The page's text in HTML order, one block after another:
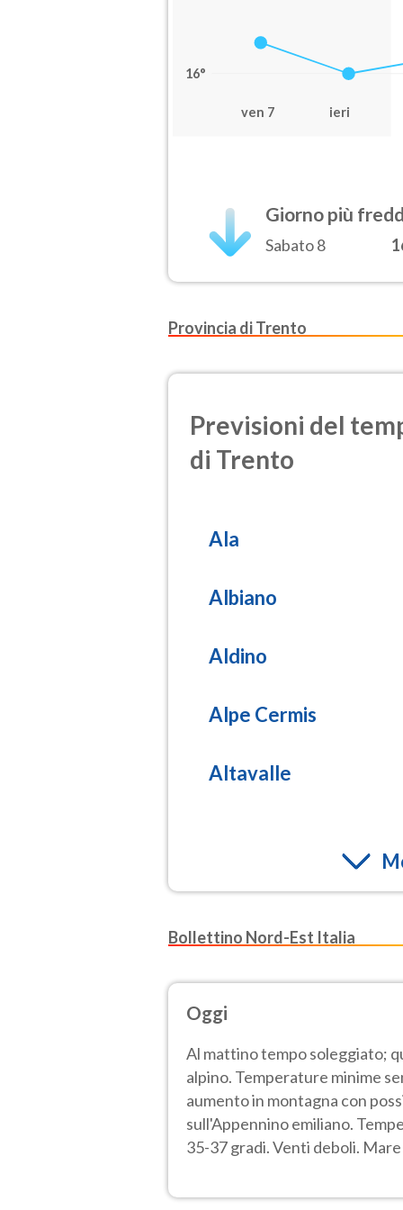
16°
ven 7 ieri
Giorno più
Sabato 8
Provincia di Trento
Previsioni del
di Trento
Ala
Albiano
Aldino
Alpe Cermis
Altavalle
Bollettino Nord-Est Italia
Oggi
Al mattino tempo soleggiato;
alpino. Temperature minime
aumento in montagna con
sull'Appennino emiliano.
35-37 gradi. Venti deboli.